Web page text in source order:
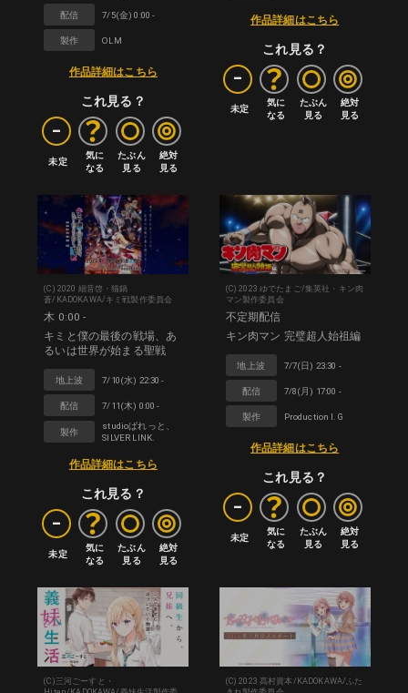
配信 7/5(金) 0:00 -
製作 OLM
作品詳細はこちら
これ見る？
-
未定
気に
なる
たぶん
見る
絶対
見る
作品詳細はこちら
これ見る？
-
未定
気に
なる
たぶん
見る
絶対
見る
(C) 2020 細音啓・猫鍋
蒼/KADOKAWA/キミ戦製作委員会
木 0:00 -
キミと僕の最後の戦場、あ
るいは世界が始まる聖戦
地上波 7/10(水) 22:30 -
配信 7/11(木) 0:00 -
製作
studioぱれっと、
SILVER LINK.
作品詳細はこちら
これ見る？
-
未定
気に
なる
たぶん
見る
絶対
見る
(C) 2023 ゆでたまご/集英社・キン肉
マン製作委員会
不定期配信
キン肉マン 完璧超人始祖編
地上波 7/7(日) 23:30 -
配信 7/8(月) 17:00 -
製作 Production I.G
作品詳細はこちら
これ見る？
-
未定
気に
なる
たぶん
見る
絶対
見る
(C)三河ごーすと・
(C) 2023 髙村資本/KADOKAWA/ふた